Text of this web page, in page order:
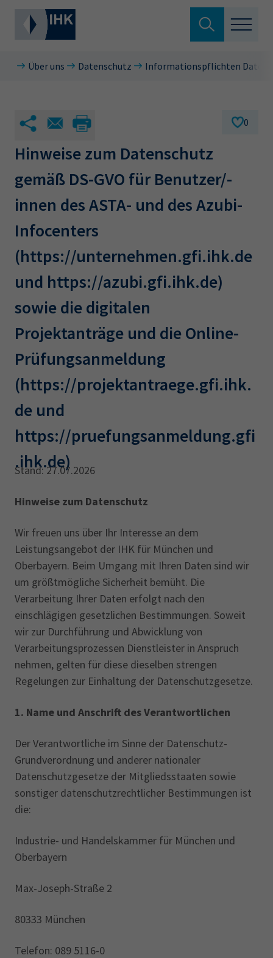
Aus- & Fortbildung
Berufszugang
Ratgeber
Service & Anträge
Über uns
Leichte Sprache
IHK regional
Karriere
Presse
IHK Akademie
Magazin
Suche verlassen
Suchen
Hier können Sie auch aus den meistgesuchten
34a 34c Ausbildungsvertrag
Fachwirt
AdA
34d
Prüfungstermine
Wirtschaftsfachwirt
Sachkundeprüfung
Berichtsheft
AEVO
Über uns Datenschutz Informationspflichten
0
Hinweise zum Datenschutz
gemäß DS-GVO für Benutzer/-
innen des ASTA- und des Azubi-
Infocenters
(https://unternehmen.gfi.ihk.de
und https://azubi.gfi.ihk.de)
sowie die digitalen
Projektanträge und die Online-
Prüfungsanmeldung
(https://projektantraege.gfi.ihk.
de und
https://pruefungsanmeldung.gfi
.ihk.de)
Stand: 27.07.2026
Hinweise zum Datenschutz
Wir freuen uns über Ihr Interesse an dem
Leistungsangebot der IHK für München und
Oberbayern. Beim Umgang mit Ihren Daten sind wir
um größtmögliche Sicherheit bemüht. Die
Verarbeitung Ihrer Daten erfolgt nach den
einschlägigen gesetzlichen Bestimmungen. Soweit
wir zur Durchführung und Abwicklung von
Verarbeitungsprozessen Dienstleister in Anspruch
nehmen, gelten für diese dieselben strengen
Regelungen zur Einhaltung der Datenschutzgesetze.
1. Name und Anschrift des Verantwortlichen
Der Verantwortliche im Sinne der Datenschutz-
Grundverordnung und anderer nationaler
Datenschutzgesetze der Mitgliedsstaaten sowie
sonstiger datenschutzrechtlicher Bestimmungen ist
die:
Industrie- und Handelskammer für München und
Oberbayern
Max-Joseph-Straße 2
80333 München
Telefon: 089 5116-0